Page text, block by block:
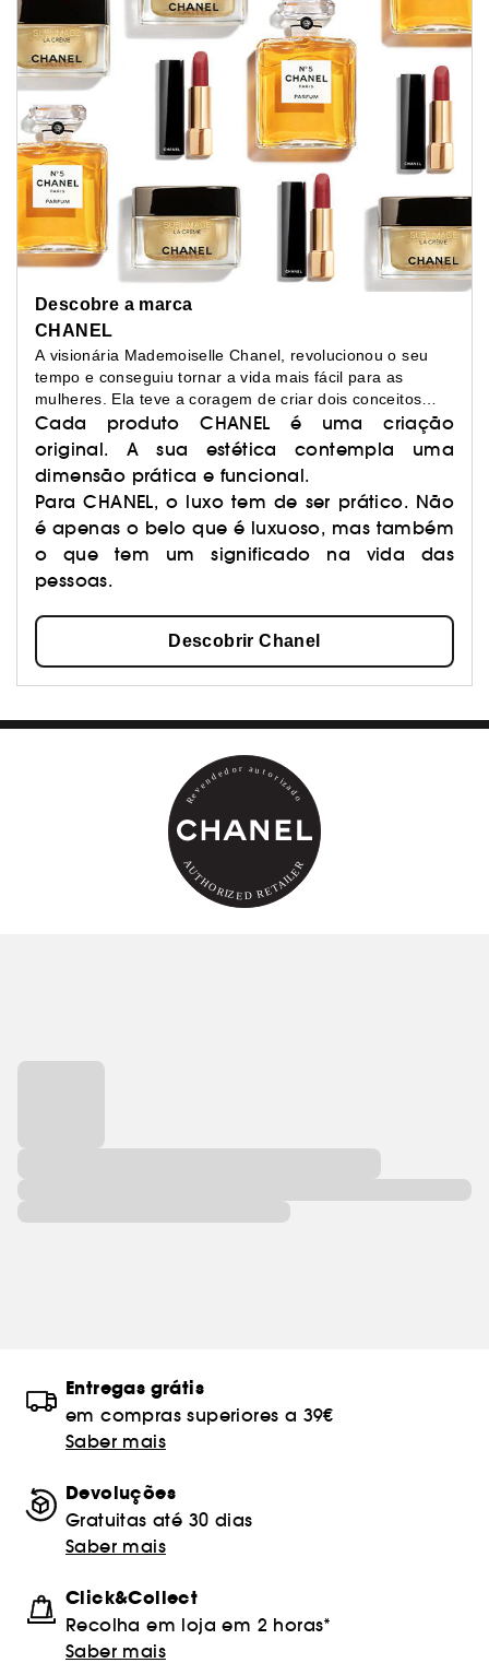
Descobre a marca
CHANEL
A visionária Mademoiselle Chanel, revolucionou o seu
tempo e conseguiu tornar a vida mais fácil para as
mulheres. Ela teve a coragem de criar dois conceitos
novos e muito desejados entre as mulheres da sua
época: elegância confortável e beleza refinada.
Cada produto CHANEL é uma criação
original. A sua estética contempla uma
dimensão prática e funcional.
Para CHANEL, o luxo tem de ser prático. Não
é apenas o belo que é luxuoso, mas também
o que tem um significado na vida das
pessoas.
Descobrir Chanel
Entregas grátis
em compras superiores a 39€
Saber mais
Devoluções
Gratuitas até 30 dias
Saber mais
Click&Collect
Recolha em loja em 2 horas*
Saber mais